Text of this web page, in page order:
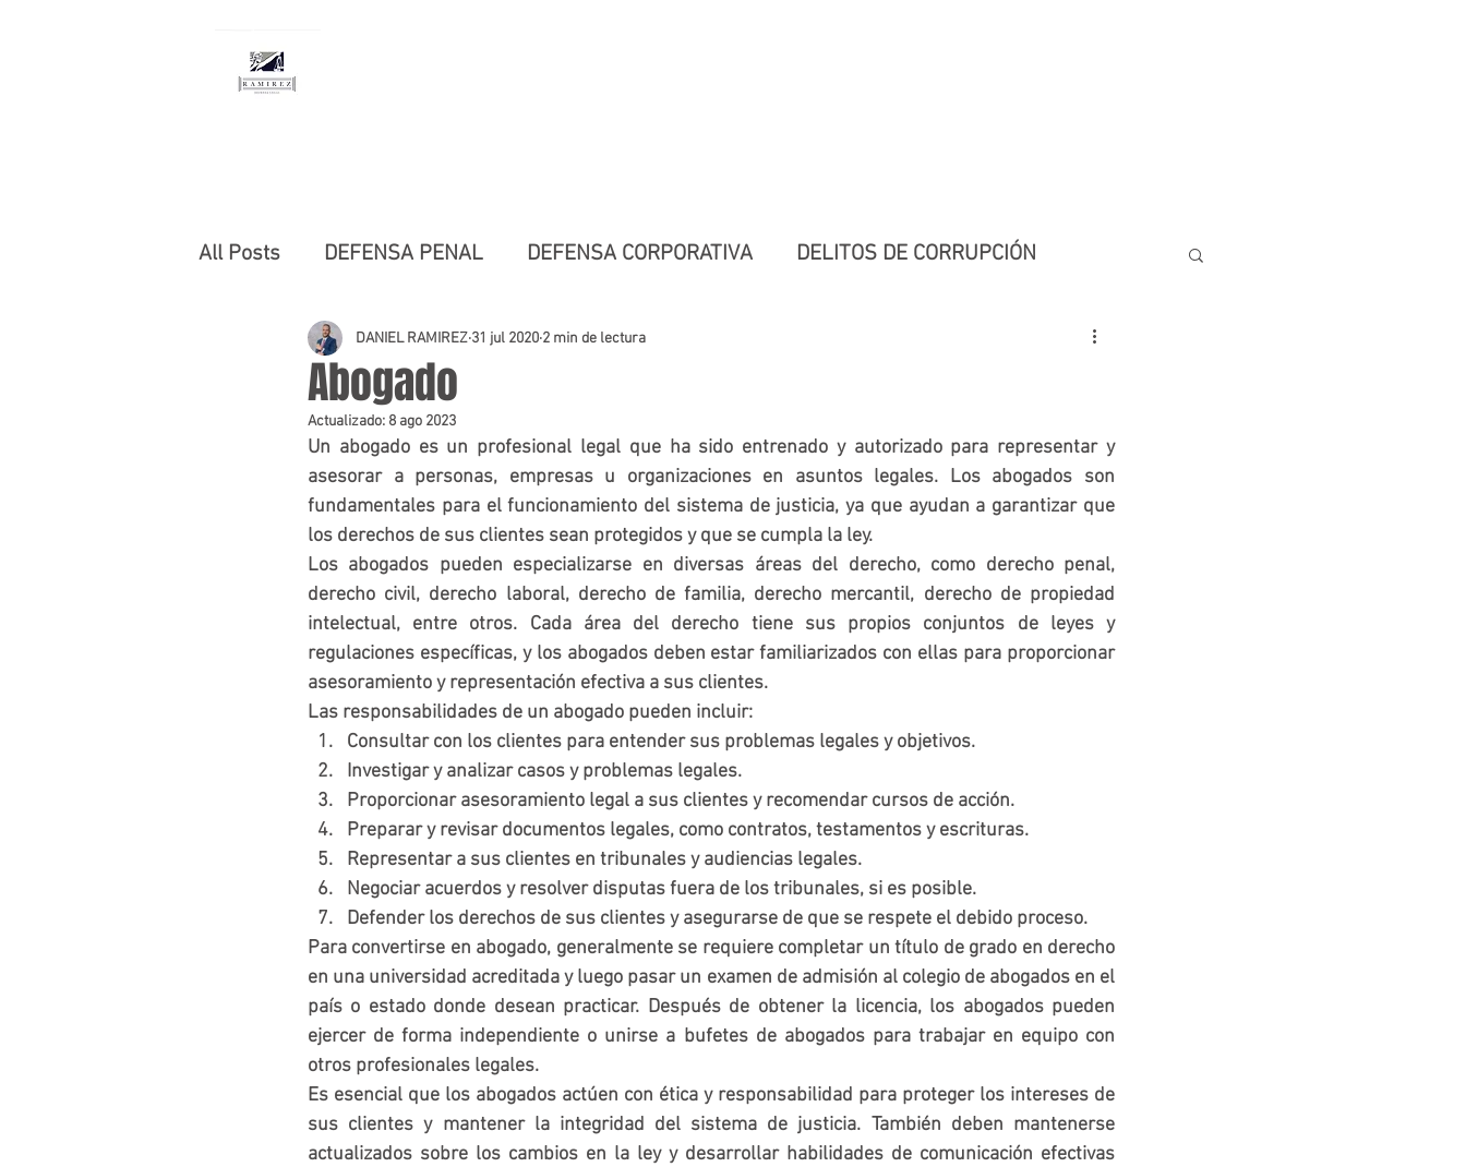
All Posts DEFENSA PENAL DEFENSA CORPORATIVA DELITOS DE CORRUPCIÓN
DERECHO COMERCIAL DERECHO CIVIL
DELITOS SEXUALES
Abogado
DANIEL RAMIREZ 31 jul 2020 2 min de lectura
Actualizado: 8 ago 2023
Un abogado es un profesional legal que ha sido entrenado y autorizado para representar y
asesorar a personas, empresas u organizaciones en asuntos legales. Los abogados son
fundamentales para el funcionamiento del sistema de justicia, ya que ayudan a garantizar que
los derechos de sus clientes sean protegidos y que se cumpla la ley.
Los abogados pueden especializarse en diversas áreas del derecho, como derecho penal,
derecho civil, derecho laboral, derecho de familia, derecho mercantil, derecho de propiedad
intelectual, entre otros. Cada área del derecho tiene sus propios conjuntos de leyes y
regulaciones específicas, y los abogados deben estar familiarizados con ellas para proporcionar
asesoramiento y representación efectiva a sus clientes.
Las responsabilidades de un abogado pueden incluir:
Consultar con los clientes para entender sus problemas legales y objetivos.
Investigar y analizar casos y problemas legales.
Proporcionar asesoramiento legal a sus clientes y recomendar cursos de acción.
Preparar y revisar documentos legales, como contratos, testamentos y escrituras.
Representar a sus clientes en tribunales y audiencias legales.
Negociar acuerdos y resolver disputas fuera de los tribunales, si es posible.
Defender los derechos de sus clientes y asegurarse de que se respete el debido proceso.
Para convertirse en abogado, generalmente se requiere completar un título de grado en derecho
en una universidad acreditada y luego pasar un examen de admisión al colegio de abogados en el
país o estado donde desean practicar. Después de obtener la licencia, los abogados pueden
ejercer de forma independiente o unirse a bufetes de abogados para trabajar en equipo con
otros profesionales legales.
Es esencial que los abogados actúen con ética y responsabilidad para proteger los intereses de
sus clientes y mantener la integridad del sistema de justicia. También deben mantenerse
actualizados sobre los cambios en la ley y desarrollar habilidades de comunicación efectivas